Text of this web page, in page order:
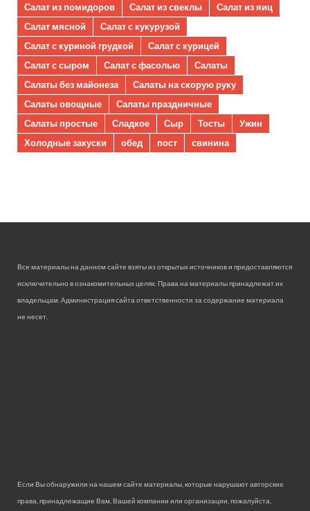
Салат из помидоров
Салат из свеклы
Салат из яиц
Салат мясной
Салат с кукурузой
Салат с куриной грудкой
Салат с курицей
Салат с сыром
Салат с фасолью
Салаты
Салаты без майонеза
Салаты на скорую руку
Салаты овощные
Салаты праздничные
Салаты простые
Сладкое Сыр Тосты
Ужин
Холодные закуски
обед пост свинина
Все материалы на данном сайте взяты из открытых источников и предоставляются
исключительно в ознакомительных целях. Права на материалы принадлежат их
владельцам. Администрация сайта ответственности за содержание материала
не несет.
Если Вы обнаружили на нашем сайте материалы, которые нарушают авторские
права, принадлежащие Вам, Вашей компании или организации, пожалуйста,